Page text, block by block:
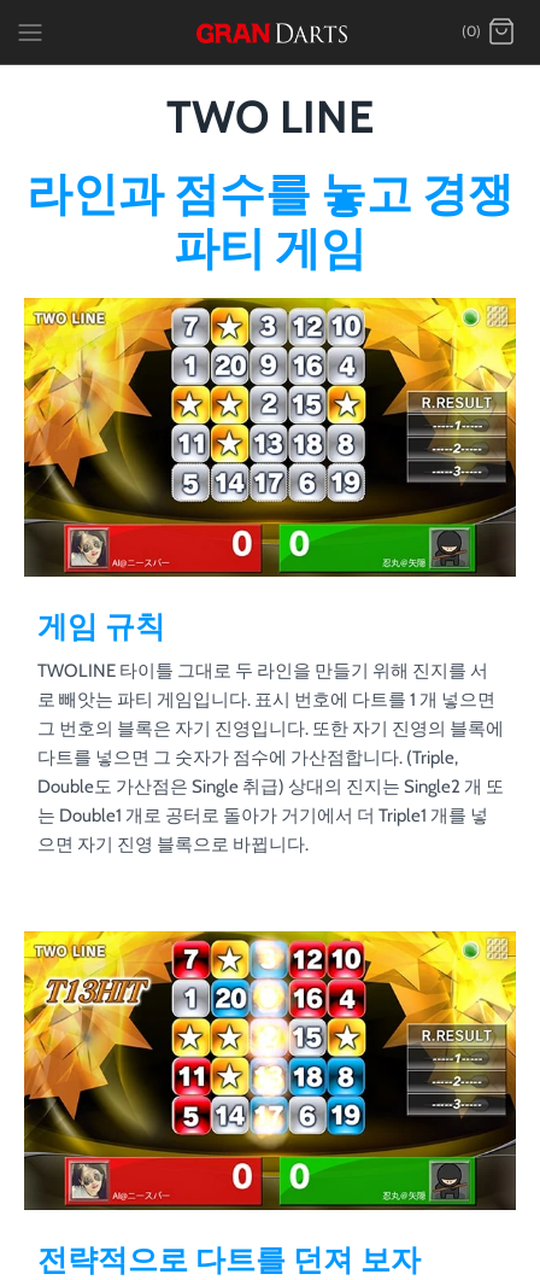
content
(0)
TWO LINE
라인과 점수를 놓고 경쟁
파티 게임
게임 규칙
TWOLINE 타이틀 그대로 두 라인을 만들기 위해 진지를 서
로 빼앗는 파티 게임입니다. 표시 번호에 다트를 1 개 넣으면
그 번호의 블록은 자기 진영입니다. 또한 자기 진영의 블록에
다트를 넣으면 그 숫자가 점수에 가산점합니다. (Triple,
Double도 가산점은 Single 취급) 상대의 진지는 Single2 개 또
는 Double1 개로 공터로 돌아가 거기에서 더 Triple1 개를 넣
으면 자기 진영 블록으로 바뀝니다.
전략적으로 다트를 던져 보자